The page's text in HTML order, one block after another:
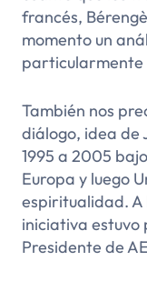
francés,
momento un
particularmente
También nos
diálogo, idea de
1995 a 2005
Europa y luego
espiritualidad.
iniciativa estuvo
Presidente de